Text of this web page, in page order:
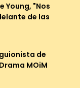
Young, "Nos
de las
de
MOiM